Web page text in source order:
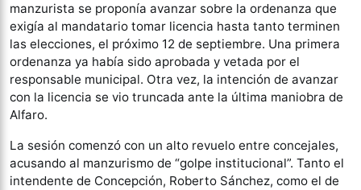
manzurista se proponía avanzar sobre la ordenanza que
exigía al mandatario tomar licencia hasta tanto terminen
las elecciones, el próximo 12 de septiembre. Una primera
ordenanza ya había sido aprobada y vetada por el
responsable municipal. Otra vez, la intención de avanzar
con la licencia se vio truncada ante la última maniobra de
Alfaro.
La sesión comenzó con un alto revuelo entre concejales,
acusando al manzurismo de “golpe institucional”. Tanto el
intendente de Concepción, Roberto Sánchez, como el de